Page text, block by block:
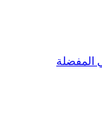
المفضلة